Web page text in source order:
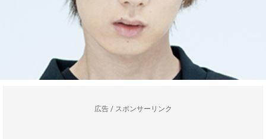
広告 / スポンサーリンク